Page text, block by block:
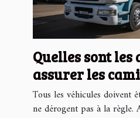
Quelles sont les
assurer les
entreprise
Tous les véhicules doivent
ne dérogent pas à la règle.